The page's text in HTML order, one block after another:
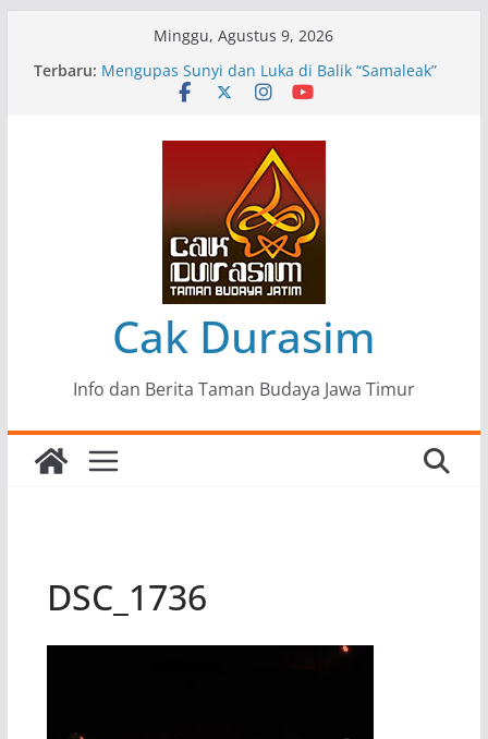
Minggu, Agustus 9, 2026
Terbaru: Pameran Lukisan Komunitas Patria Seni Rupa
Kota Blitar : Ketika “Bergerak” Menjadi Mantra
Mengupas Sunyi dan Luka di Balik “Samaleak”
Menjaga Marwah Seni dan Budaya: Catatan
Kunjungan Kerja Ir. Bambang Haryo Soekartono
(BHS) Anggota DPR RI ke Taman Budaya Jawa
Pameran Tunggal 35 Karya Agus Koecink
“Tumbang Tambang”, Ungkapan Kritis Tentang
Derita Pekerja Pertambangan
Cak Durasim
Info dan Berita Taman Budaya Jawa Timur
DSC_1736